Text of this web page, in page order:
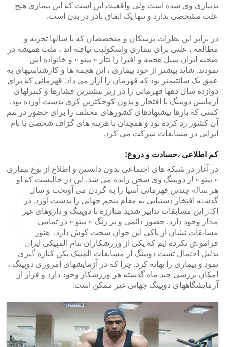
بدبیاری وی شده است ولی واقعیت این است که این بیماری هیچ
علت مشخصی ندارد و تنها یک اتفاق نادر در بدن است.
در برابر این نظرات پزشکان و متخصصان که با سالها تجربه و
مطالعه ، علتی برای بیماری واسکولیت نیافته اند ، ملت همیشه در
صحنه ایران سیل هجمه و افترا را نثار « بیتو » و خانواده اش
نمودند. شاید بیشتر از خود بیماری ، این هجمه ها و کارشناسیهای به
عمق یک سانتیمتر بود که قهرمان را آزار می داد. قهرمانی که برای
دوازده سال دهها قهرمانی را در زیر بیشترین فشارها و کنترلهای
آزمایش دوپینگ با افتخار و بدون کوچکترین کژی بدست آورده بود.
کسی که بارها پیشنهادهای کشورهای مختلف را برای حضور در تیم
آن کشور رد کرده بود و همچنان با هزینه های گزاف شخصی با نام
ایرانی در مسابقات شرکت می کرد.
کم اطلاعی ،حسادت و دروغ!
در آغاز در شبکه های اجتماعی بدون دانستن و اطلاع از نوع بیماری
« بیتو » از دوپینگ وی سخن رانده می شد. این در حالیست که او
هر ساله چندین قهرمانی آسیا را به گردن می آویخت و سال
گذشته افتخار دستیابی به مقام پنجم جهانی را بدست آورد. در
اکثر این مسابقات تدابیر شدید مبارزه با دوپینگ و داروهای غیر
مجاز وجود دارد. حضور دائمی و پر رنگ « بیتو » در تمامی
مسابقات نشان از پاکی این جوان سخت کوش دارد. هنوز
فراموش نکرده ایم که یکی از ورزشکاران بنام المپیکی ایران
بدلیل احتمال تست دوپینگ از مسابقات المپیک پکن کناره گیری
نمود و بیماری را بهانه کرد. چرا که در آزمایشهای امروزی دوپینگ ،
امکان بررسی چند ماه گذشته هر ورزشکار وجود دارد و فرار از
آزمایشگاههای دوپینگ جهانی غیر ممکن است.
<
>